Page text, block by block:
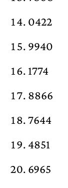
0422
9940
1774
8866
7644
4851
6965